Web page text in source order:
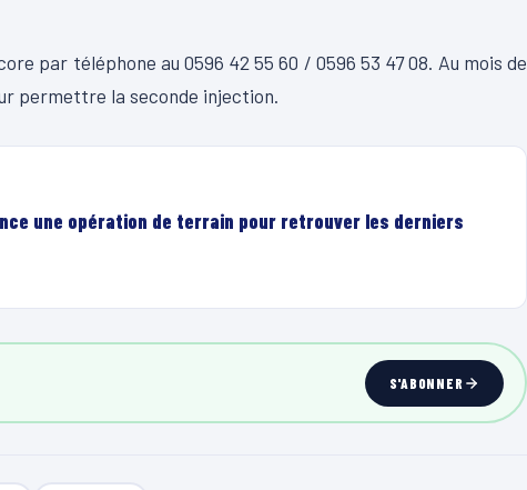
par téléphone au 0596 42 55 60 / 0596 53 47 08. Au mois de
permettre la seconde injection.
une opération de terrain pour retrouver les derniers
S'ABONNER